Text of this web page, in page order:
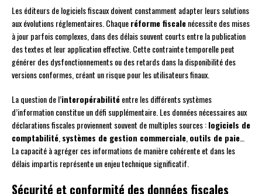
Les éditeurs de logiciels fiscaux doivent constamment adapter leurs solutions
aux évolutions réglementaires. Chaqueréforme fiscalenécessite des mises
à jour parfois complexes, dans des délais souvent courts entre la publication
des textes et leur application effective. Cette contrainte temporelle peut
générer des dysfonctionnements ou des retards dans la disponibilité des
versions conformes, créant un risque pour les utilisateurs finaux.
La question de l’interopérabilitéentre les différents systèmes
d’information constitue un défi supplémentaire. Les données nécessaires aux
déclarations fiscales proviennent souvent de multiples sources :logiciels de
comptabilité systèmes de gestion commerciale outils de paie
La capacité à agréger ces informations de manière cohérente et dans les
délais impartis représente un enjeu technique significatif.
Sécurité et conformité des données fiscales